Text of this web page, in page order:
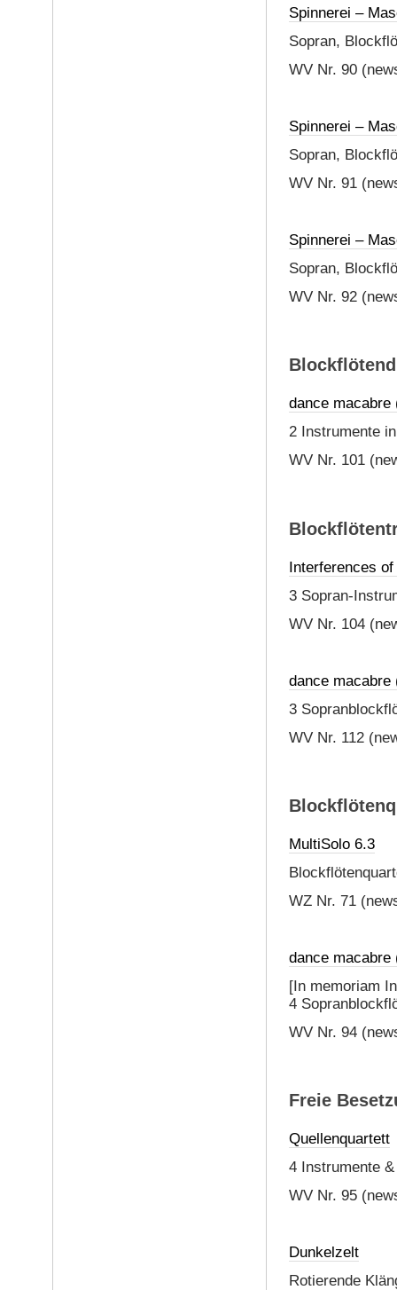
Spinnerei –
Sopran,
WV Nr. 90
Spinnerei –
Sopran,
WV Nr. 91
Spinnerei –
Sopran,
WV Nr. 92
dance macabre
2 Instrumente
WV Nr. 101
Interferences
3 Sopran-
WV Nr. 104
dance macabre
3
WV Nr. 112
MultiSolo 6.3
WZ Nr. 71
dance macabre
[In memoriam
4
WV Nr. 94
Freie
Quellenquartett
4 Instrumente
WV Nr. 95
Dunkelzelt
Rotierende